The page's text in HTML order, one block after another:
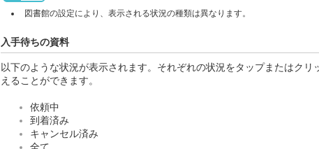
図書館の設定により、表示される状況の種類は異なります。
入手待ちの資料
以下のような状況が表示されます。それぞれの状況をタップまたはク
えることができます。
依頼中
到着済み
キャンセル済み